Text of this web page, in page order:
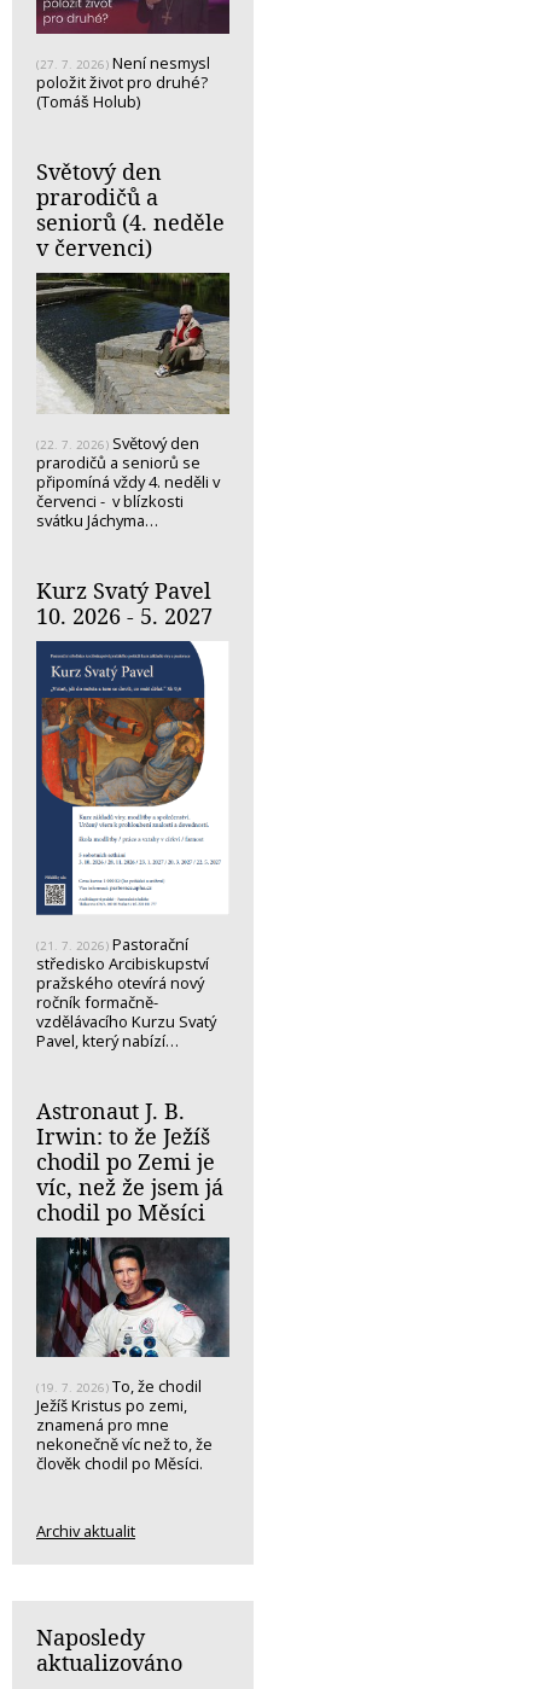
(27. 7. 2026) Není nesmysl
položit život pro druhé?
(Tomáš Holub)
Světový den
prarodičů a
seniorů (4. neděle
v červenci)
(22. 7. 2026) Světový den
prarodičů a seniorů se
připomíná vždy 4. neděli v
červenci - v blízkosti
svátku Jáchyma…
Kurz Svatý Pavel
10. 2026 - 5. 2027
(21. 7. 2026) Pastorační
středisko Arcibiskupství
pražského otevírá nový
ročník formačně-
vzdělávacího Kurzu Svatý
Pavel, který nabízí…
Astronaut J. B.
Irwin: to že Ježíš
chodil po Zemi je
víc, než že jsem já
chodil po Měsíci
(19. 7. 2026) To, že chodil
Ježíš Kristus po zemi,
znamená pro mne
nekonečně víc než to, že
člověk chodil po Měsíci.
Archiv aktualit
Naposledy
aktualizováno